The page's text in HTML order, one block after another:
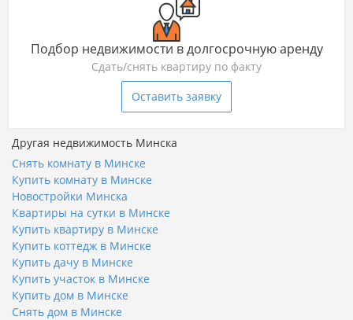
Подбор недвижимости в долгосрочную аренду
Сдать/снять квартиру по факту
Оставить заявку
Другая недвижимость Минска
Снять комнату в Минске
Купить комнату в Минске
Новостройки Минска
Квартиры на сутки в Минске
Купить квартиру в Минске
Купить коттедж в Минске
Купить дачу в Минске
Купить участок в Минске
Купить дом в Минске
Снять дом в Минске